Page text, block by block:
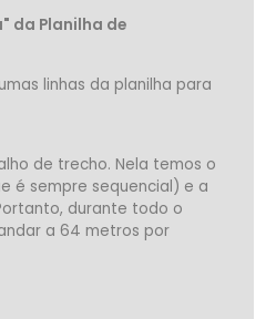
da Planilha de
linhas da planilha para
de trecho. Nela temos o
é sempre sequencial) e a
durante todo o
a 64 metros por